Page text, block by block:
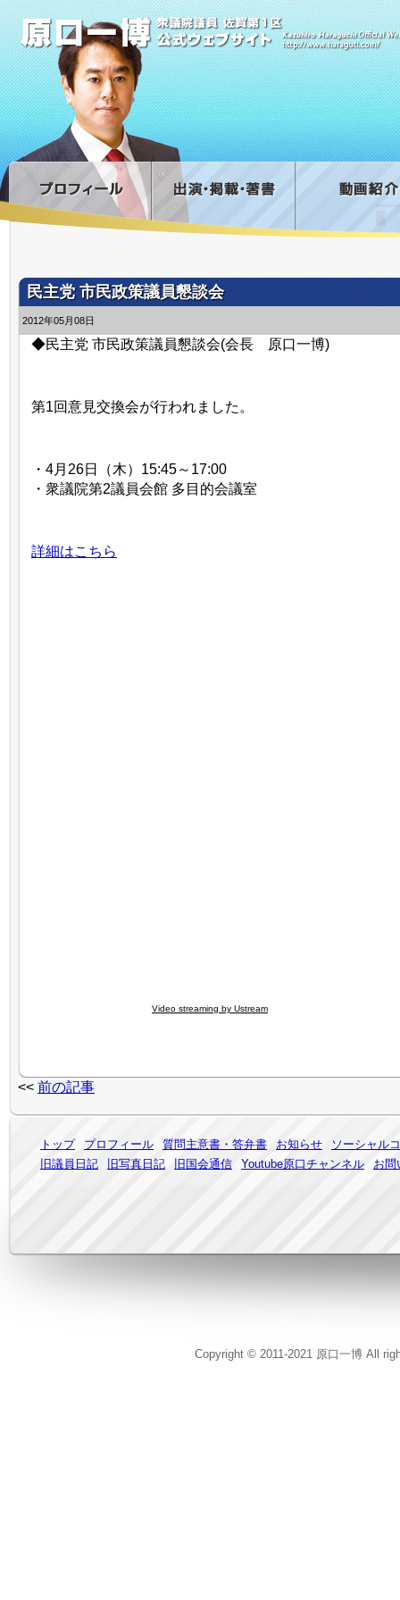
民主党 市民政策議員懇談会
2012年05月08日
◆民主党 市民政策議員懇談会(会長 原口一博)
第1回意見交換会が行われました。
・4月26日（木）15:45～17:00
・衆議院第2議員会館 多目的会議室
詳細はこちら
Video streaming by Ustream
<< 前の記事
トップ プロフィール 質問主意書・答弁書 お知らせ
ソーシャル
旧議員日記
旧写真日記 旧国会通信 Youtube原口チャンネル お問
Copyright © 2011-2021 原口一博 All